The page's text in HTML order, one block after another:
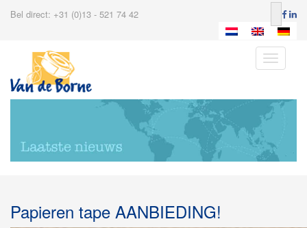
Bel direct: +31 (0)13 - 521 74 42
Toggle
Papieren tape AANBIEDING!